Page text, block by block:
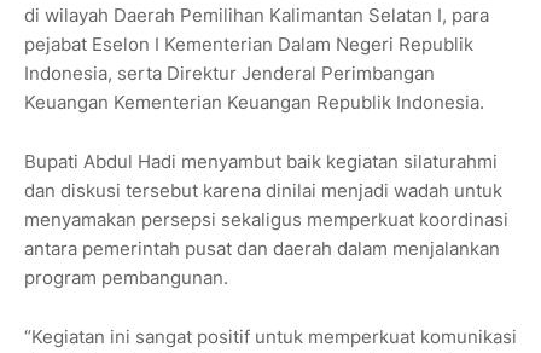
di wilayah Daerah Pemilihan Kalimantan Selatan I, para
pejabat Eselon I Kementerian Dalam Negeri Republik
Indonesia, serta Direktur Jenderal Perimbangan
Keuangan Kementerian Keuangan Republik Indonesia.
Bupati Abdul Hadi menyambut baik kegiatan silaturahmi
dan diskusi tersebut karena dinilai menjadi wadah untuk
menyamakan persepsi sekaligus memperkuat koordinasi
antara pemerintah pusat dan daerah dalam menjalankan
program pembangunan.
“Kegiatan ini sangat positif untuk memperkuat komunikasi